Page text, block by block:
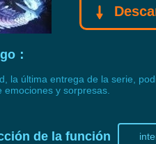
：
la última entrega de la serie,
y sorpresas.
de la función